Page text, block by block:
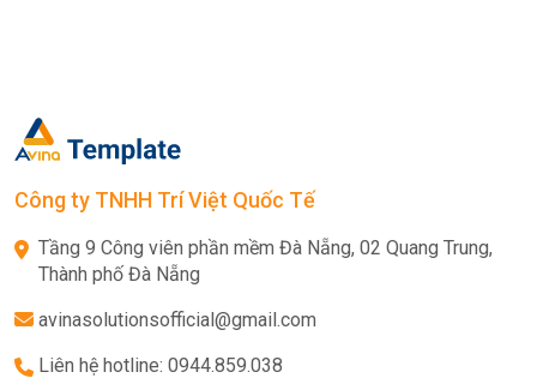
Công ty TNHH Trí Việt Quốc Tế
Tầng 9 Công viên phần mềm Đà Nẵng, 02 Quang Trung,
Thành phố Đà Nẵng
avinasolutionsofficial@gmail.com
Liên hệ hotline: 0944.859.038